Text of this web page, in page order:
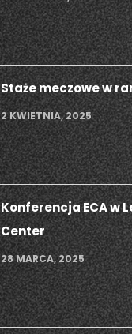
Staże meczowe w
2 KWIETNIA, 2025
Konferencja ECA w
Center
28 MARCA, 2025